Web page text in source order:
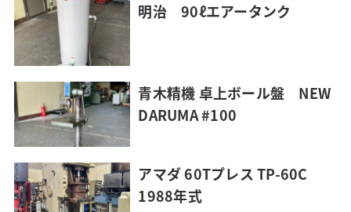
明治 90ℓエアータンク
青木精機 卓上ボール盤 NEW
DARUMA #100
アマダ 60Tプレス TP-60C
1988年式